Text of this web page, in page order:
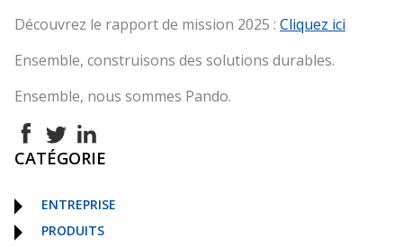
Découvrez le rapport de mission 2025 : Cliquez ici
Ensemble, construisons des solutions durables.
Ensemble, nous sommes Pando.
CATÉGORIE
ENTREPRISE
PRODUITS